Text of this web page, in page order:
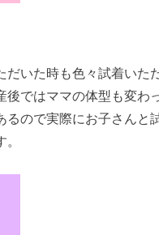
だいた時も色々試着いた
後ではママの体型も変わ
るので実際にお子さんと